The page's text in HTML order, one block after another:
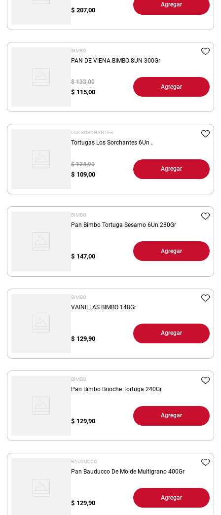
$ 207,00
Agregar
BIMBO
PAN DE VIENA BIMBO 8UN 300Gr
$ 115,00
$ 133,00
Agregar
LOS SORCHANTES
Tortugas Los Sorchantes 6Un .
$ 109,00
$ 124,90
Agregar
BIMBO
Pan Bimbo Tortuga Sesamo 6Un 280Gr
$ 147,00
Agregar
BIMBO
VAINILLAS BIMBO 148Gr
$ 129,90
Agregar
BIMBO
Pan Bimbo Brioche Tortuga 240Gr
$ 129,90
Agregar
BAUDUCCO
Pan Bauducco De Molde Multigrano 400Gr
$ 129,90
Agregar